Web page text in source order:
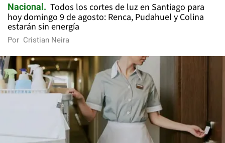
Nacional
Todos los cortes de luz en Santiago para
hoy domingo 9 de agosto: Renca, Pudahuel y Colina
estarán sin energía
Por Cristian Neira